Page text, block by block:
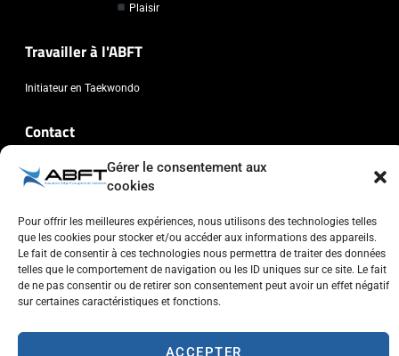
Gérer le consentement aux
cookies
Pour offrir les meilleures expériences, nous utilisons des technologies telles
que les cookies pour stocker et/ou accéder aux informations des appareils.
Le fait de consentir à ces technologies nous permettra de traiter des données
telles que le comportement de navigation ou les ID uniques sur ce site. Le fait
de ne pas consentir ou de retirer son consentement peut avoir un effet négatif
sur certaines caractéristiques et fonctions.
ACCEPTER
Plaisir
Travailler à l'ABFT
Initiateur en Taekwondo
Contact
Association Belge Francophone de Taekwondo
Chaussée de Wavre, 2057 - 1160 Auderghem
info@abft.be
+32 (0)2 347 34 77
Copyright © 2023 ABFT.BE – Tous droits réservés